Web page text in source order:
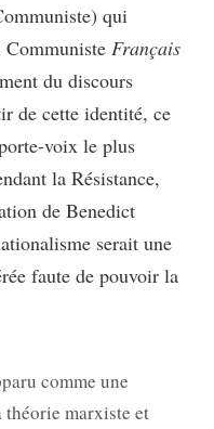
qui
Communiste Français
du discours
de cette identité, ce
voix le plus
la Résistance,
de Benedict
serait une
faute de pouvoir la
comme une
théorie marxiste et